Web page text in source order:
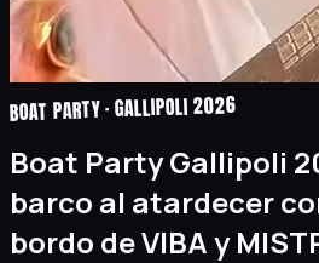
BOAT PARTY · GALLIPOLI 2026
Boat Party Gallipoli
barco al atardecer
bordo de VIBA y